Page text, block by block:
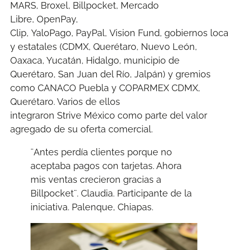
MARS, Broxel, Billpocket, Mercado
Libre, OpenPay,
Clip, YaloPago, PayPal, Vision Fund, gobiernos
y estatales (CDMX, Querétaro, Nuevo León,
Oaxaca, Yucatán, Hidalgo, municipio de
Querétaro, San Juan del Río, Jalpán) y gremios
como CANACO Puebla y COPARMEX CDMX,
Querétaro. Varios de ellos
integraron Strive México como parte del valor
agregado de su oferta comercial.
¨Antes perdía clientes porque no
aceptaba pagos con tarjetas. Ahora
mis ventas crecieron gracias a
Billpocket¨. Claudia. Participante de la
iniciativa. Palenque, Chiapas.